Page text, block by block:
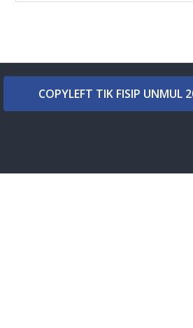
COPYLEFT TIK FISIP UNMUL